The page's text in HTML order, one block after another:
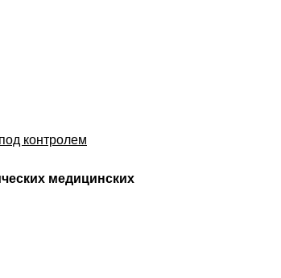
контролем
медицинских